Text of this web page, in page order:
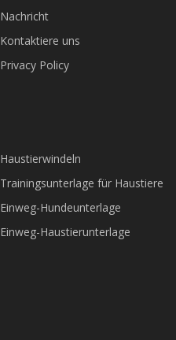
Nachricht
Kontaktiere uns
Privacy Policy
Haustierwindeln
Trainingsunterlage für Haustiere
Einweg-Hundeunterlage
Einweg-Haustierunterlage